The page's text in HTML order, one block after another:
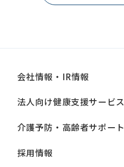
会社情報・IR情報
法人向け健康支援サービス
介護予防・高齢者サポート
採用情報